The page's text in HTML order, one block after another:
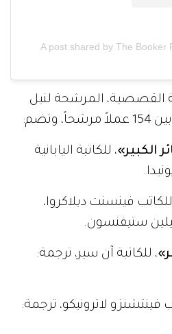
A post shared by The Booker
القصصية، المرشحة لنيل
وتضم:
الكبير»، للكاتبة اليابانية
للكاتب فينسنت ديلاكروا،
ستيفنسون.
، للكاتبة آن سير، ترجمة:
فينتشنزو لاترونيكو، ترجمة: